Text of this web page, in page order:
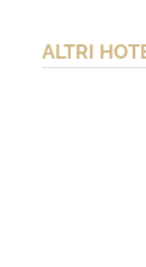
ALTRI